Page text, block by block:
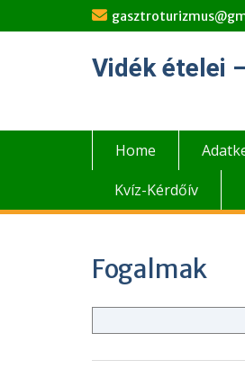
to
Vidék ételei
Home
Kvíz-Kérdőív
Fogalmak